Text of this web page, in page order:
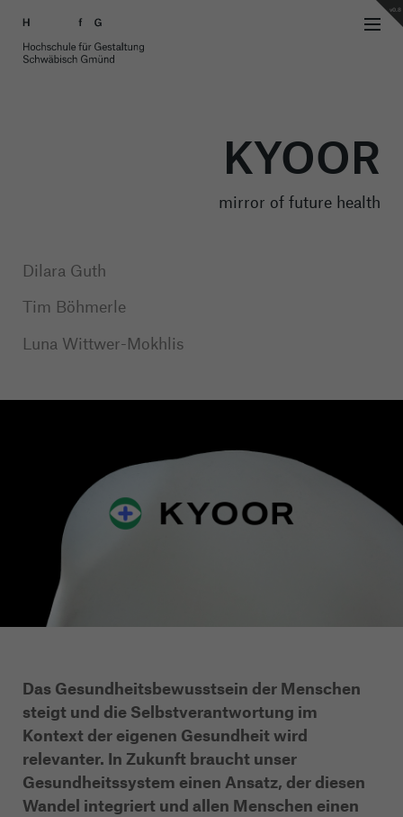
v0.8
KYOOR
mirror of future health
Dilara Guth
Tim Böhmerle
Luna Wittwer-Mokhlis
Das Gesundheitsbewusstsein der Menschen
steigt und die Selbstverantwortung im
Kontext der eigenen Gesundheit wird
relevanter. In Zukunft braucht unser
Gesundheitssystem einen Ansatz, der diesen
Wandel integriert und allen Menschen einen